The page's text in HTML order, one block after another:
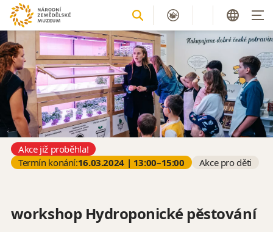
Akce již proběhla!
Termín konání:16.03.2024 | 13:00–15:00 Akce pro děti
workshop Hydroponické pěstování